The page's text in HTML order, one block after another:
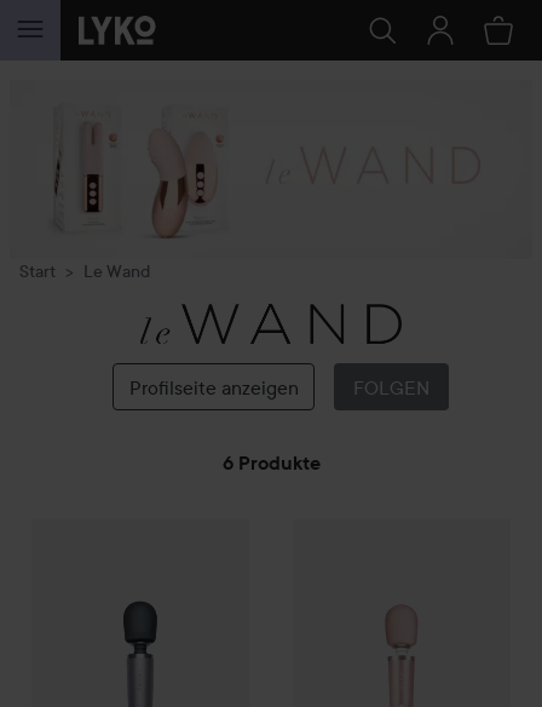
WEITER ZU INHALT
Start Le Wand
Le
Wand
Profilseite anzeigen FOLGEN
6 Produkte